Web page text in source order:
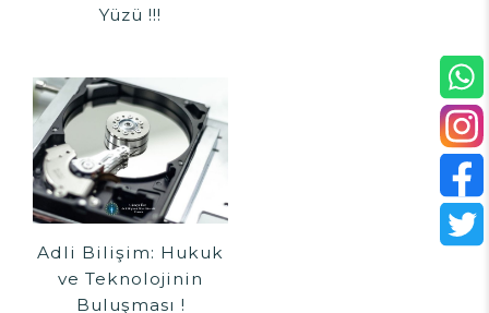
Yüzü !!!
Adli Bilişim: Hukuk
ve Teknolojinin
Buluşması !